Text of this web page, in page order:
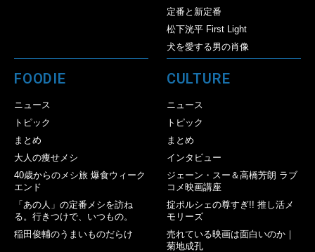
定番と新定番
松下洸平 First Light
犬を愛する男の肖像
FOODIE
ニュース
トピック
まとめ
大人の痩せメシ
40歳からのメシ旅 爆食ウィーク
エンド
「あの人」の定番メシを訪ね
る。行きつけで、いつもの。
稲田俊輔のうまいものだらけ
CULTURE
ニュース
トピック
まとめ
インタビュー
ジェーン・スー＆高橋芳朗 ラブ
コメ映画講座
掟ポルシェの尊すぎ!! 推し活メ
モリーズ
売れている映画は面白いのか｜
菊地成孔